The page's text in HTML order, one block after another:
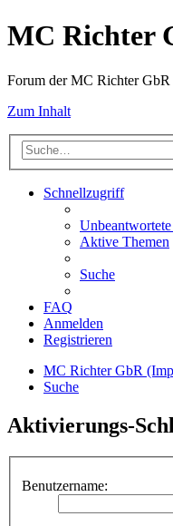
MC Richter
Forum der MC Richter GbR
Zum Inhalt
Schnellzugriff
Aktive Themen
Suche
FAQ
Anmelden
Registrieren
MC Richter GbR
Suche
Aktivierungs-
Benutzername: